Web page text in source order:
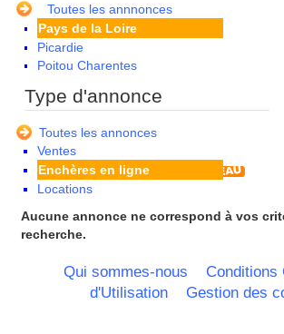
Toutes les annnonces
Pays Bas
Pays de la Loire
Picardie
Poitou Charentes
Provence Alpes Cote d'Azur -
Rhone Alpes
Type d'annonce
Toutes les annonces
Ventes
Enchères en ligne
Locations
Aucune annonce ne correspond à vos
recherche.
Qui sommes-nous
Conditions
d'Utilisation
Gestion des